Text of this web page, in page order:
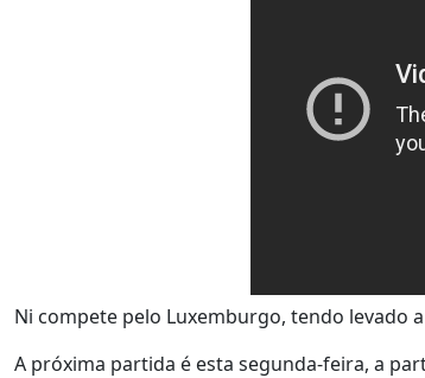
Ni compete pelo Luxemburgo, tendo levado
A próxima partida é esta segunda-feira, a